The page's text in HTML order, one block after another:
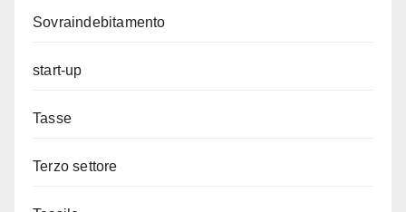
Sovraindebitamento
start-up
Tasse
Terzo settore